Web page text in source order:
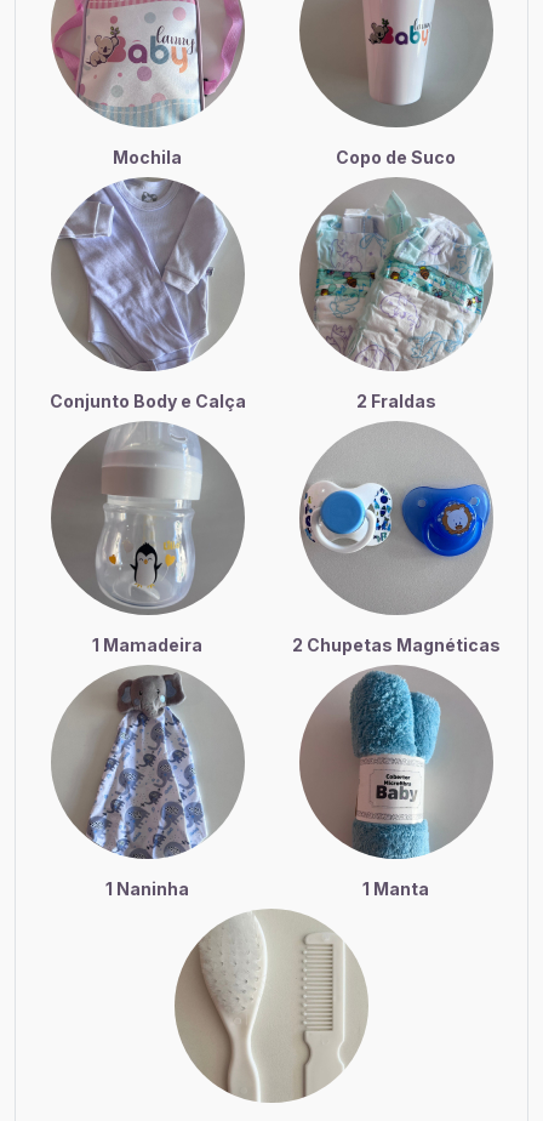
Mochila Copo de Suco
Conjunto Body e Calça 2 Fraldas
1 Mamadeira 2 Chupetas Magnéticas
1 Naninha 1 Manta